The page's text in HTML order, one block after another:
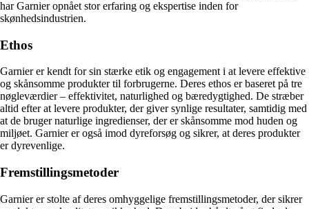
har Garnier opnået stor erfaring og ekspertise inden for
skønhedsindustrien.
Ethos
Garnier er kendt for sin stærke etik og engagement i at levere effektive
og skånsomme produkter til forbrugerne. Deres ethos er baseret på tre
nøgleværdier – effektivitet, naturlighed og bæredygtighed. De stræber
altid efter at levere produkter, der giver synlige resultater, samtidig med
at de bruger naturlige ingredienser, der er skånsomme mod huden og
miljøet. Garnier er også imod dyreforsøg og sikrer, at deres produkter
er dyrevenlige.
Fremstillingsmetoder
Garnier er stolte af deres omhyggelige fremstillingsmetoder, der sikrer